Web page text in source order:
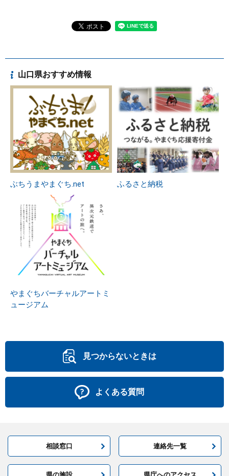
山口県おすすめ情報
ぶちうまやまぐち.net ふるさと納税
やまぐちバーチャルアートミ
ュージアム
見つからないときは
よくある質問
相談窓口 連絡先一覧